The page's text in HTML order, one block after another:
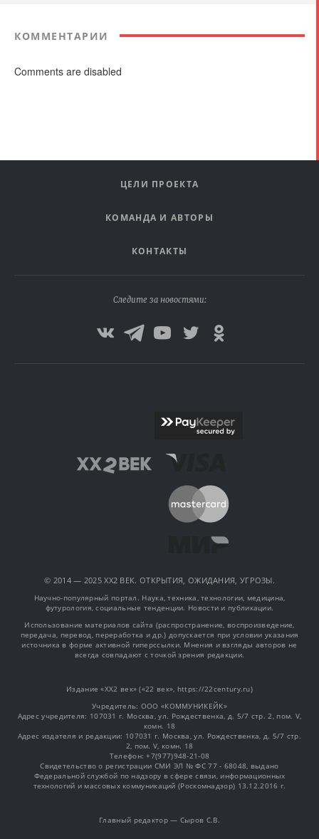
КОММЕНТАРИИ
Comments are disabled
ЦЕЛИ ПРОЕКТА
КОМАНДА И АВТОРЫ
КОНТАКТЫ
Следите за новостями:
© 2014 — 2025 XX2 ВЕК. ОТКРЫТИЯ, ОЖИДАНИЯ, УГРОЗЫ.
Научно-популярный портал. Наука, техника, технологии, медицина,
футурология, социальные тенденции. Новости и публикации.
Использование материалов сайта (распространение, воспроизведение,
передача, перевод, переработка и др.) допускается при условии указания
источника в форме активной гиперссылки. Мнения и взгляды авторов не
всегда совпадают с точкой зрения редакции.
Издание «XX2 век» («22 век», https://22century.ru)
Учредитель: OOO «КОММУНИКЕЙК»
Адрес учредителя: 107031 г. Москва, ул. Рождественка, д. 5/7 стр. 2, пом. V,
комн. 18
Адрес издателя и редакции: 107031 г. Москва, ул. Рождественка, д. 5/7 стр.
2, пом. V, комн. 18
Телефон: +7(977)948-21-08
Свидетельство о регистрации СМИ ЭЛ № ФС 77 - 68048, выдано
Федеральной службой по надзору в сфере связи, информационных
технологий и массовых коммуникаций (Роскомнадзор) 13.12.2016 г.
Главный редактор — Сыров С.В.